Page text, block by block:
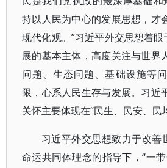
持以人民为中心的发展思想，才
现代化观。”习近平外交思想着眼
展的基本主体，高度关注与世界
问题、生态问题、基础设施等
限，心系人民生存与发展。习近
关怀主要体现在“民生、民安、民
习近平外交思想致力于改善
命运共同体理念的指导下，“一